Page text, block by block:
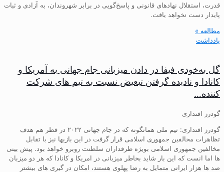
قدرت، استقلال نهادهای قانونی و پاسخ‌گویی در برابر شهروندان، به آزادی و ثبات
پایدار دست نخواهد یافت.
مطالعه »
یادداشت
گل به‌خودی فیفا در دادن میزبانی جام جهانی به آمریکا و
کانادا و نادیده گرفتن تبعیض نسبت به تیم های شرکت
کننده…
گودرز اقتداری
گودرز اقتداری: تیم ملی همانگونه که در جام جهانی ۲۰۲۲ در قطر هم هدف
تظاهرات مخالفین جمهوری اسلامی قرار گرفت در این بازیها نیز با تقابل
مخالفین جمهوری اسلامی بویژه طرفداران سلطنت روبرو خواهذ بود. پیش بینی
ها اما انست که این بار شاید بخاطر میزبانی در امریکا و کانادا که هر دو میزبان
صد ها هزار ایرانی متمایل به رضا پهلوی هستند، امکان در گیری های بیشتر